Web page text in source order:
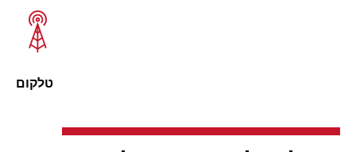
טלקום